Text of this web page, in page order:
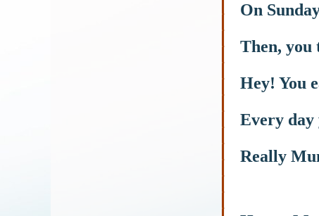
On
Then, you
Hey! You
Every day
Really